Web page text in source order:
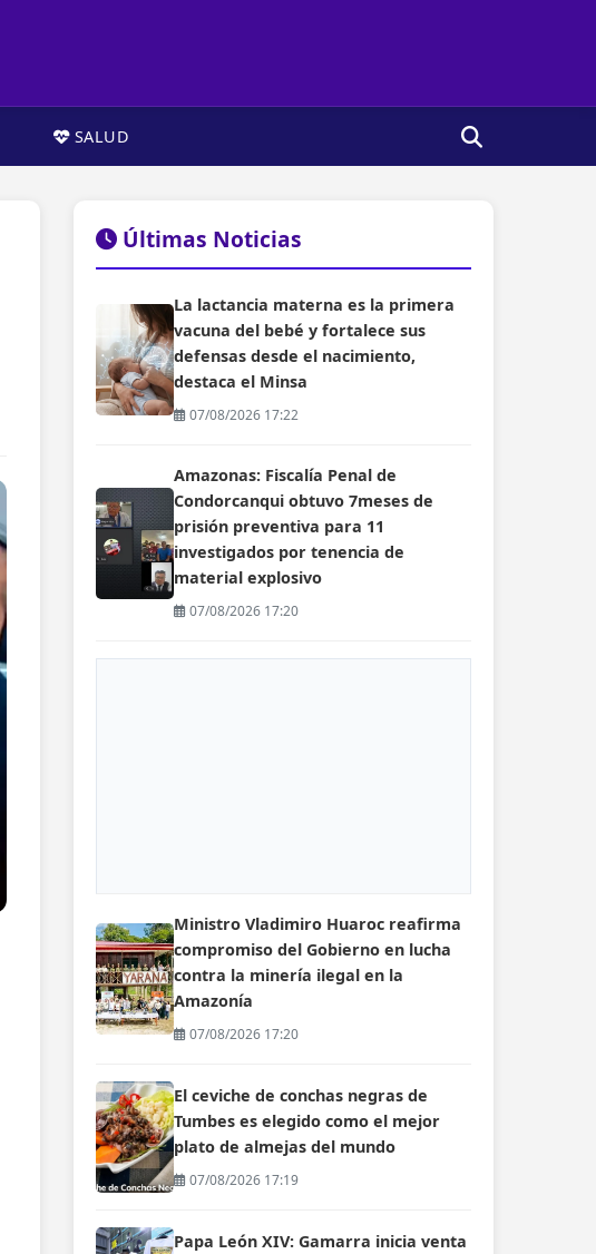
SALUD
Últimas Noticias
La lactancia materna es la primera
vacuna del bebé y fortalece sus
defensas desde el nacimiento,
destaca el Minsa
07/08/2026 17:22
Amazonas: Fiscalía Penal de
Condorcanqui obtuvo 7meses de
prisión preventiva para 11
investigados por tenencia de
material explosivo
07/08/2026 17:20
Ministro Vladimiro Huaroc reafirma
compromiso del Gobierno en lucha
contra la minería ilegal en la
Amazonía
07/08/2026 17:20
El ceviche de conchas negras de
Tumbes es elegido como el mejor
plato de almejas del mundo
07/08/2026 17:19
Papa León XIV: Gamarra inicia venta